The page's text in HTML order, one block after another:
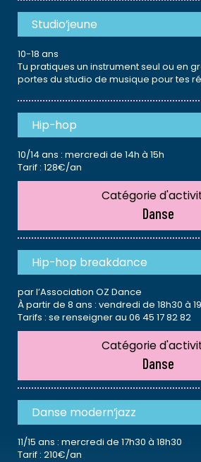
Studio’jeune
10-18 ans
Tu pratiques un instrument seul ou en
portes du studio de musique pour tes
Hip-hop
10/14 ans : mercredi de 14h à 15h
Tarif : 128€/an
Catégorie
Danse
Hip-hop breakdance
par l’Association OZ Dance
À partir de 8 ans : vendredi de 18h30 à
Tarifs : se renseigner au 06 45 17 82 82
Catégorie
Danse
Danse modern’jazz
11/15 ans : mercredi de 17h30 à 18h30
Tarif : 210€/an